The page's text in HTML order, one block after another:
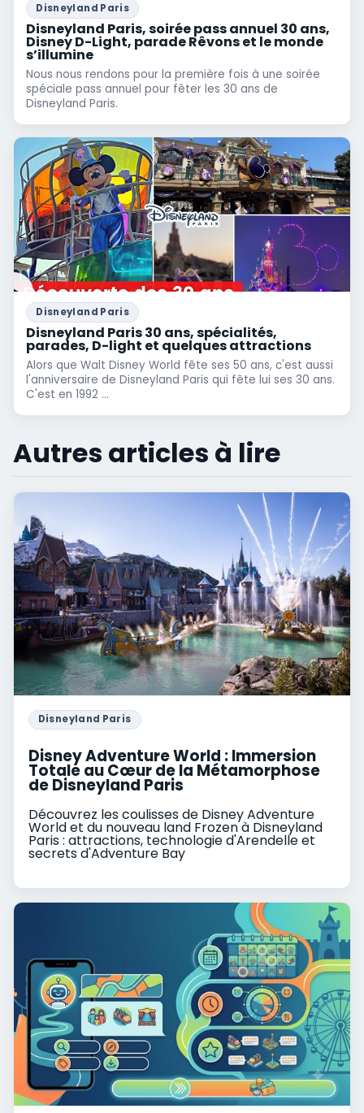
Disneyland Paris
Disneyland Paris, soirée pass annuel 30 ans,
Disney D-Light, parade Rêvons et le monde
s’illumine
Nous nous rendons pour la première fois à une soirée
spéciale pass annuel pour fêter les 30 ans de
Disneyland Paris.
Disneyland Paris
Disneyland Paris 30 ans, spécialités,
parades, D-light et quelques attractions
Alors que Walt Disney World fête ses 50 ans, c'est aussi
l'anniversaire de Disneyland Paris qui fête lui ses 30 ans.
C'est en 1992 ...
Autres articles à lire
Disneyland Paris
Disney Adventure World : Immersion
Totale au Cœur de la Métamorphose
de Disneyland Paris
Découvrez les coulisses de Disney Adventure
World et du nouveau land Frozen à Disneyland
Paris : attractions, technologie d'Arendelle et
secrets d'Adventure Bay